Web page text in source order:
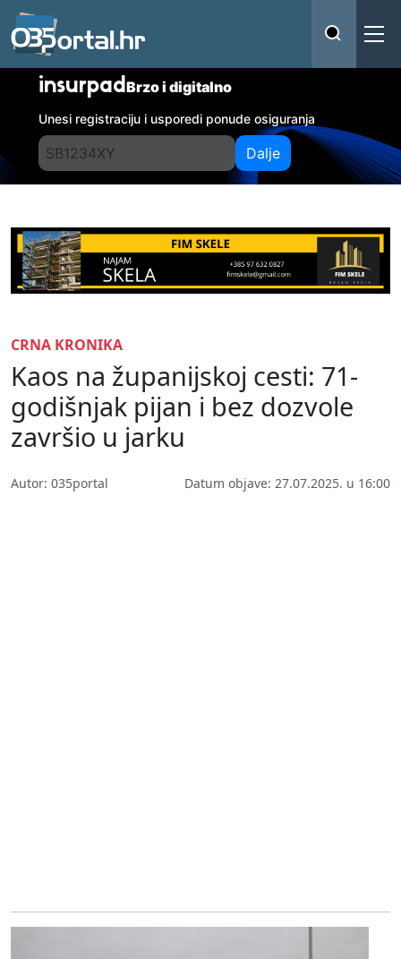
insurpadBrzo i digitalno
Unesi registraciju i usporedi ponude osiguranja
Dalje
CRNA KRONIKA
Kaos na županijskoj cesti: 71-
godišnjak pijan i bez dozvole
završio u jarku
Autor: 035portal Datum objave: 27.07.2025. u 16:00